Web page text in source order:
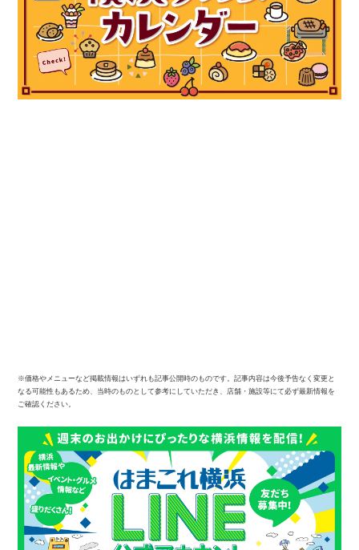
※価格やメニューなど掲載情報はいずれも記事公開時のものです。記事内容は今後予告なく変更と
なる可能性もあるため、当時のものとして参考にしていただき、店舗・施設等にて必ず最新情報を
ご確認ください。
観光ガイド